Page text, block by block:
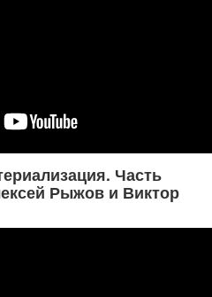
Часть
Рыжов и Виктор